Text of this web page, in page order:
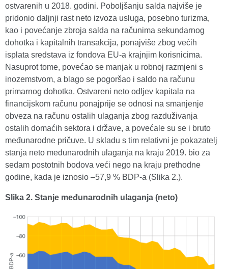
ostvarenih u 2018. godini. Poboljšanju salda najviše je
pridonio daljnji rast neto izvoza usluga, posebno turizma,
kao i povećanje zbroja salda na računima sekundarnog
dohotka i kapitalnih transakcija, ponajviše zbog većih
isplata sredstava iz fondova EU-a krajnjim korisnicima.
Nasuprot tome, povećao se manjak u robnoj razmjeni s
inozemstvom, a blago se pogoršao i saldo na računu
primarnog dohotka. Ostvareni neto odljev kapitala na
financijskom računu ponajprije se odnosi na smanjenje
obveza na računu ostalih ulaganja zbog razduživanja
ostalih domaćih sektora i države, a povećale su se i bruto
međunarodne pričuve. U skladu s tim relativni je pokazatelj
stanja neto međunarodnih ulaganja na kraju 2019. bio za
sedam postotnih bodova veći nego na kraju prethodne
godine, kada je iznosio –57,9 % BDP-a (Slika 2.).
Slika 2. Stanje međunarodnih ulaganja (neto)